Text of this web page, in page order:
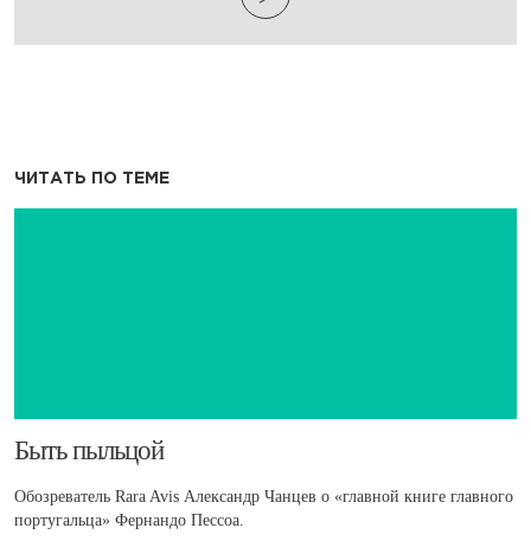
ЧИТАТЬ ПО ТЕМЕ
​Быть пыльцой
Обозреватель Rara Avis Александр Чанцев о «главной книге главного
португальца» Фернандо Пессоа.